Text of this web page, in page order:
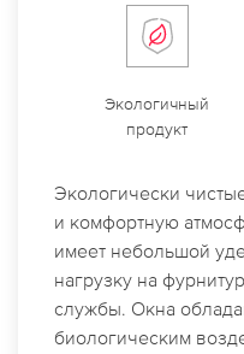
Экологичный
продукт
Экологически
и комфортную
имеет небольшой
нагрузку на
службы. Окна
биологическим